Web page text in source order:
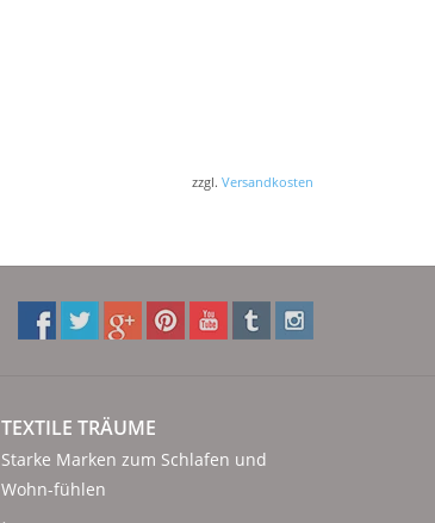
zzgl. Versandkosten
TEXTILE TRÄUME
Starke Marken zum Schlafen und
Wohn-fühlen